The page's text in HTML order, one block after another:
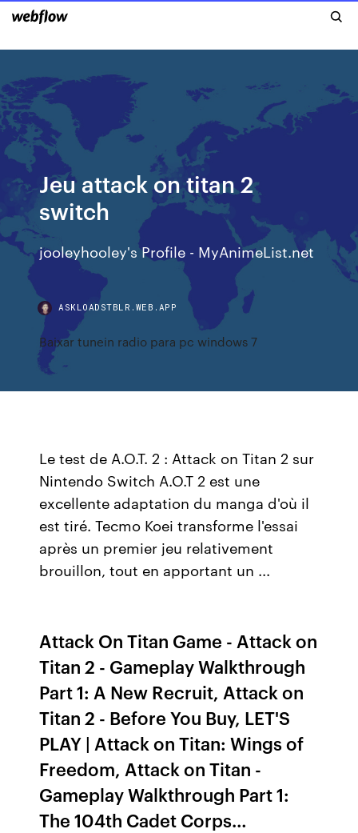
Jeu attack on titan 2
switch
jooleyhooley's Profile - MyAnimeList.net
ASKLOADSTBLR.WEB.APP
Baixar tunein radio para pc windows 7
Le test de A.O.T. 2 : Attack on Titan 2 sur
Nintendo Switch A.O.T 2 est une
excellente adaptation du manga d'où il
est tiré. Tecmo Koei transforme l'essai
après un premier jeu relativement
brouillon, tout en apportant un ...
Attack On Titan Game - Attack on
Titan 2 - Gameplay Walkthrough
Part 1: A New Recruit, Attack on
Titan 2 - Before You Buy, LET'S
PLAY | Attack on Titan: Wings of
Freedom, Attack on Titan -
Gameplay Walkthrough Part 1:
The 104th Cadet Corps…